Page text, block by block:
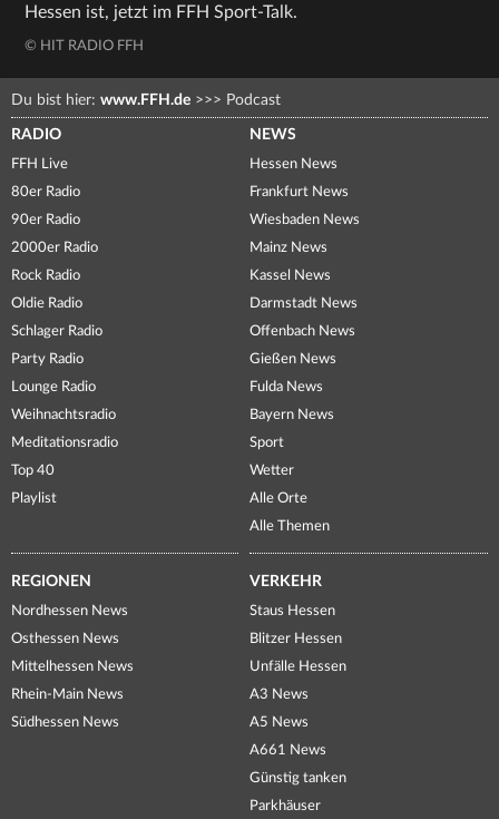
Hessen ist, jetzt im FFH Sport-Talk.
© HIT RADIO FFH
Du bist hier: www.FFH.de >>> Podcast
RADIO
FFH Live
80er Radio
90er Radio
2000er Radio
Rock Radio
Oldie Radio
Schlager Radio
Party Radio
Lounge Radio
Weihnachtsradio
Meditationsradio
Top 40
Playlist
NEWS
Hessen News
Frankfurt News
Wiesbaden News
Mainz News
Kassel News
Darmstadt News
Offenbach News
Gießen News
Fulda News
Bayern News
Sport
Wetter
Alle Orte
Alle Themen
REGIONEN
Nordhessen News
Osthessen News
Mittelhessen News
Rhein-Main News
Südhessen News
VERKEHR
Staus Hessen
Blitzer Hessen
Unfälle Hessen
A3 News
A5 News
A661 News
Günstig tanken
Parkhäuser